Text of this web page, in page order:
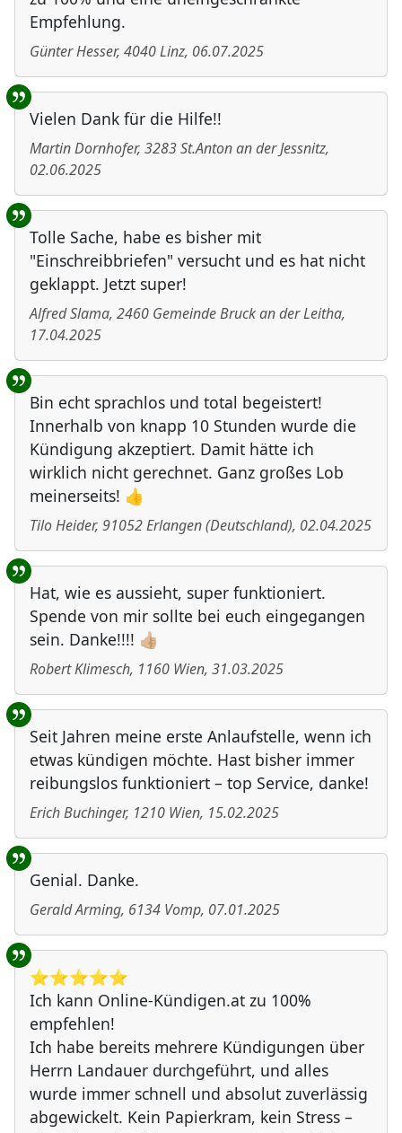
Empfehlung.
Günter Hesser, 4040Linz, 06.07.2025
Vielen Dank für die Hilfe!!
Martin Dornhofer, 3283St.Anton an der Jessnitz,
02.06.2025
Tolle Sache, habe es bisher mit
"Einschreibbriefen" versucht und es hat nicht
geklappt. Jetzt super!
Alfred Slama, 2460 Gemeinde Bruck an der Leitha,
17.04.2025
Bin echt sprachlos und total begeistert!
Innerhalb von knapp 10 Stunden wurde die
Kündigung akzeptiert. Damit hätte ich
wirklich nicht gerechnet. Ganz großes Lob
meinerseits! 👍
Tilo Heider, 91052Erlangen(Deutschland), 02.04.2025
Hat, wie es aussieht, super funktioniert.
Spende von mir sollte bei euch eingegangen
sein. Danke!!!! 👍🏼
Robert Klimesch, 1160 Wien, 31.03.2025
Seit Jahren meine erste Anlaufstelle, wenn ich
etwas kündigen möchte. Hast bisher immer
reibungslos funktioniert – top Service, danke!
Erich Buchinger, 1210 Wien, 15.02.2025
Genial. Danke.
Gerald Arming, 6134 Vomp, 07.01.2025
⭐️⭐️⭐️⭐️⭐️
Ich kann Online-Kündigen.at zu 100%
empfehlen!
Ich habe bereits mehrere Kündigungen über
Herrn Landauer durchgeführt, und alles
wurde immer schnell und absolut zuverlässig
abgewickelt. Kein Papierkram, kein Stress –